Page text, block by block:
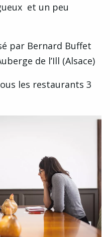
et un peu
par Bernard Buffet
de l’Ill (Alsace)
les restaurants 3